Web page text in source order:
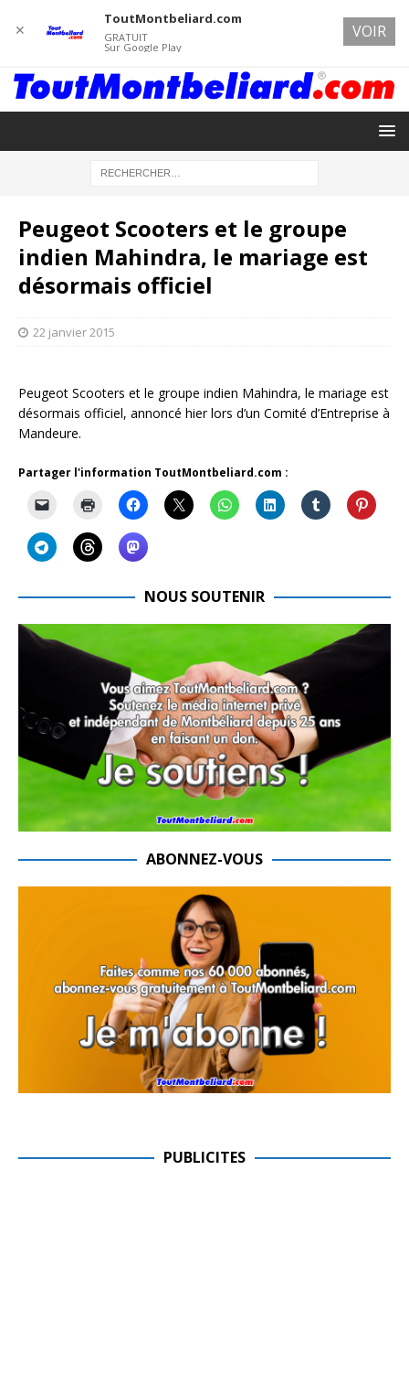
Peugeot Scooters et le groupe
indien Mahindra, le mariage est
désormais officiel
22 janvier 2015
Peugeot Scooters et le groupe indien Mahindra, le mariage est
désormais officiel, annoncé hier lors d’un Comité d’Entreprise à
Mandeure.
Partager l'information ToutMontbeliard.com :
NOUS SOUTENIR
ABONNEZ-VOUS
PUBLICITES
✕
ToutMontbeliard.com
GRATUIT
Sur Google Play
VOIR